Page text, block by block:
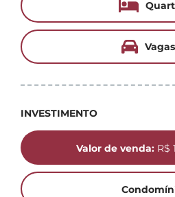
INVESTIMENTO
Valor de venda:R$